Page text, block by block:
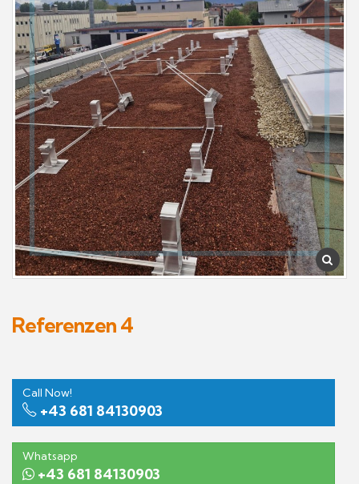
Referenzen 4
Call Now!
+43 681 84130903
Whatsapp
+43 681 84130903